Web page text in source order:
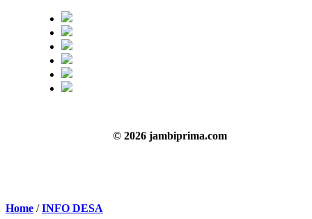
© 2026 jambiprima.com
Home /INFO DESA